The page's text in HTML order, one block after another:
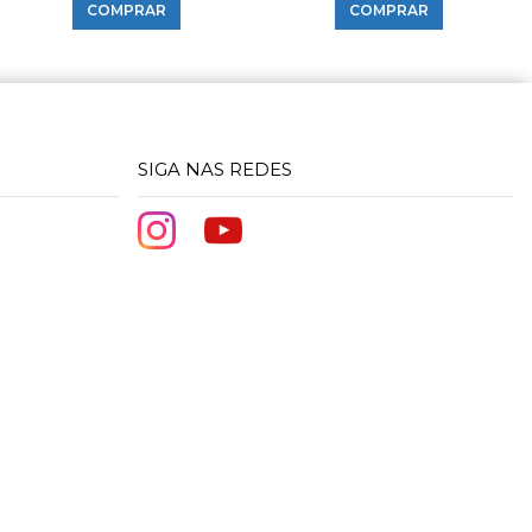
COMPRAR COMPRAR
SIGA NAS REDES